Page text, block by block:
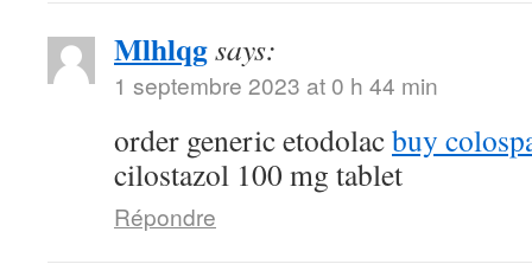
Mlhlqgsays:
1 septembre 2023 at 0 h 44 min
order generic etodolacbuy
cilostazol 100 mg tablet
Répondre